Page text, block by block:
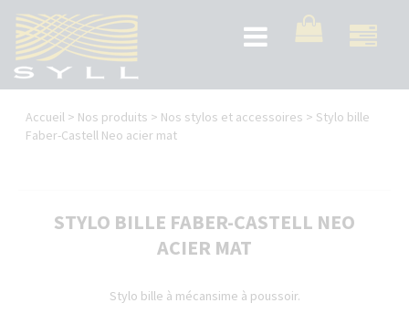
contenu
principal
Toggle
navigation
Vous
êtes
Accueil > Nos produits > Nos stylos et accessoires > Stylo bille
Faber-Castell Neo acier mat
STYLO BILLE FABER-CASTELL NEO
ACIER MAT
Stylo bille à mécansime à poussoir.